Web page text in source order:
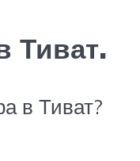
Тиват.
в Тиват?